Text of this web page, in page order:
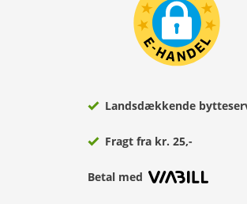
Landsdækkende
Fragt fra kr. 25,-
Betal med